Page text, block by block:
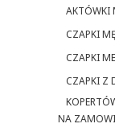
AKTÓWKI
CZAPKI
CZAPKI
CZAPKI Z
NA